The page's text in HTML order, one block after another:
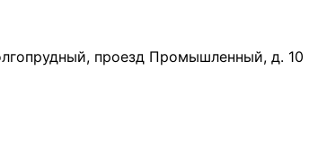
проезд Промышленный, д. 10